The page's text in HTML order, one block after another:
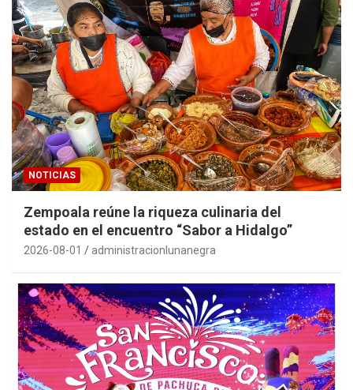
NOTICIAS
Zempoala reúne la riqueza culinaria del
estado en el encuentro “Sabor a Hidalgo”
2026-08-01 administracionlunanegra